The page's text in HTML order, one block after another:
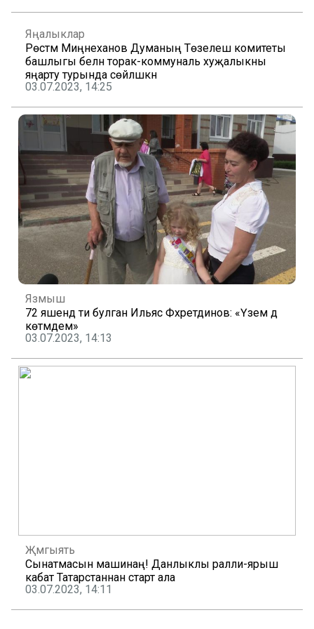
Яңалыклар
Рөстәм Миңнеханов Думаның Төзелеш комитеты
башлыгы белән торак-коммуналь хуҗалыкны
яңарту турында сөйләшкән
03.07.2023, 14:25
Язмыш
72 яшендә әти булган Ильяс Фәхретдинов: «Үзем дә
көтмәдем»
03.07.2023, 14:13
Җәмгыять
Сынатмасын машинаң! Данлыклы ралли-ярыш
кабат Татарстаннан старт ала
03.07.2023, 14:11